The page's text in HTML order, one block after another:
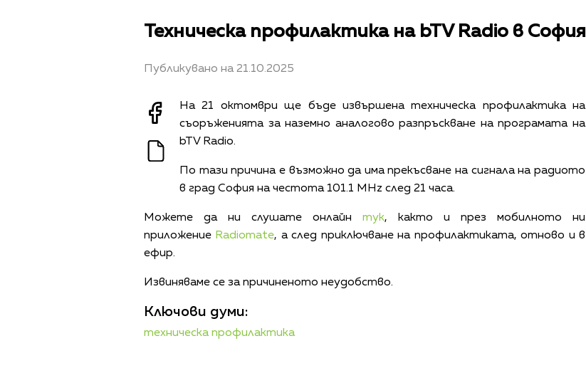
Техническа профилактика на bTV Radio в София
Публикувано на 21.10.2025
На 21 октомври ще бъде извършена техническа профилактика на
съоръженията за наземно аналогово разпръскване на програмата на
bTV Radio.
По тази причина е възможно да има прекъсване на сигнала на радиото
в град София на честота 101.1 МНz след 21 часа.
Можете да ни слушате онлайн тук, както и през мобилното ни
приложение Radiomate, а след приключване на профилактиката, отново и в
ефир.
Извиняваме се за причиненото неудобство.
Ключови думи:
техническа профилактика